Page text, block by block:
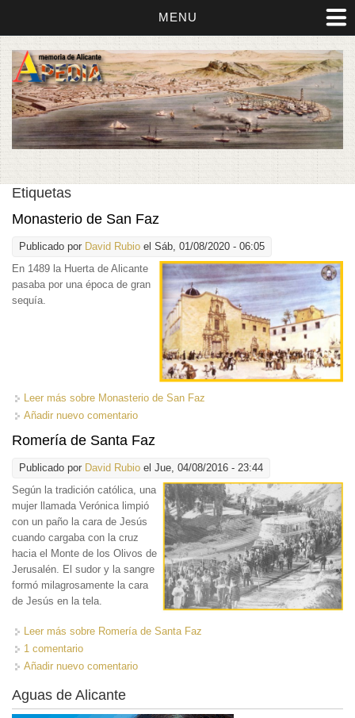
MENU
Etiquetas
Monasterio de San Faz
Publicado por David Rubio el Sáb, 01/08/2020 - 06:05
En 1489 la Huerta de Alicante
pasaba por una época de gran
sequía.
Leer más sobre Monasterio de San Faz
Añadir nuevo comentario
Romería de Santa Faz
Publicado por David Rubio el Jue, 04/08/2016 - 23:44
Según la tradición católica, una
mujer llamada Verónica limpió
con un paño la cara de Jesús
cuando cargaba con la cruz
hacia el Monte de los Olivos de
Jerusalén. El sudor y la sangre
formó milagrosamente la cara
de Jesús en la tela.
Leer más sobre Romería de Santa Faz
1 comentario
Añadir nuevo comentario
Aguas de Alicante